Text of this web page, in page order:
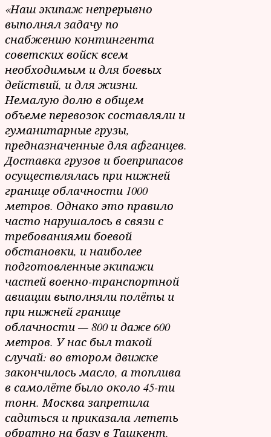
«Наш экипаж непрерывно
выполнял задачу по
снабжению контингента
советских войск всем
необходимым и для боевых
действий, и для жизни.
Немалую долю в общем
объеме перевозок составляли и
гуманитарные грузы,
предназначенные для афганцев.
Доставка грузов и боеприпасов
осуществлялась при нижней
границе облачности 1000
метров. Однако это правило
часто нарушалось в связи с
требованиями боевой
обстановки, и наиболее
подготовленные экипажи
частей военно-транспортной
авиации выполняли полёты и
при нижней границе
облачности — 800 и даже 600
метров. У нас был такой
случай: во втором движке
закончилось масло, а топлива
в самолёте было около 45-ти
тонн. Москва запретила
садиться и приказала лететь
обратно на базу в Ташкент.